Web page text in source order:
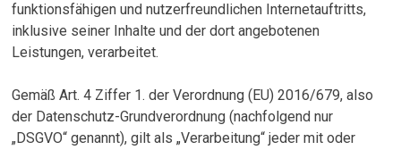
funktionsfähigen und nutzerfreundlichen Internetauftritts,
inklusive seiner Inhalte und der dort angebotenen
Leistungen, verarbeitet.
Gemäß Art. 4 Ziffer 1. der Verordnung (EU) 2016/679, also
der Datenschutz-Grundverordnung (nachfolgend nur
„DSGVO“ genannt), gilt als „Verarbeitung“ jeder mit oder